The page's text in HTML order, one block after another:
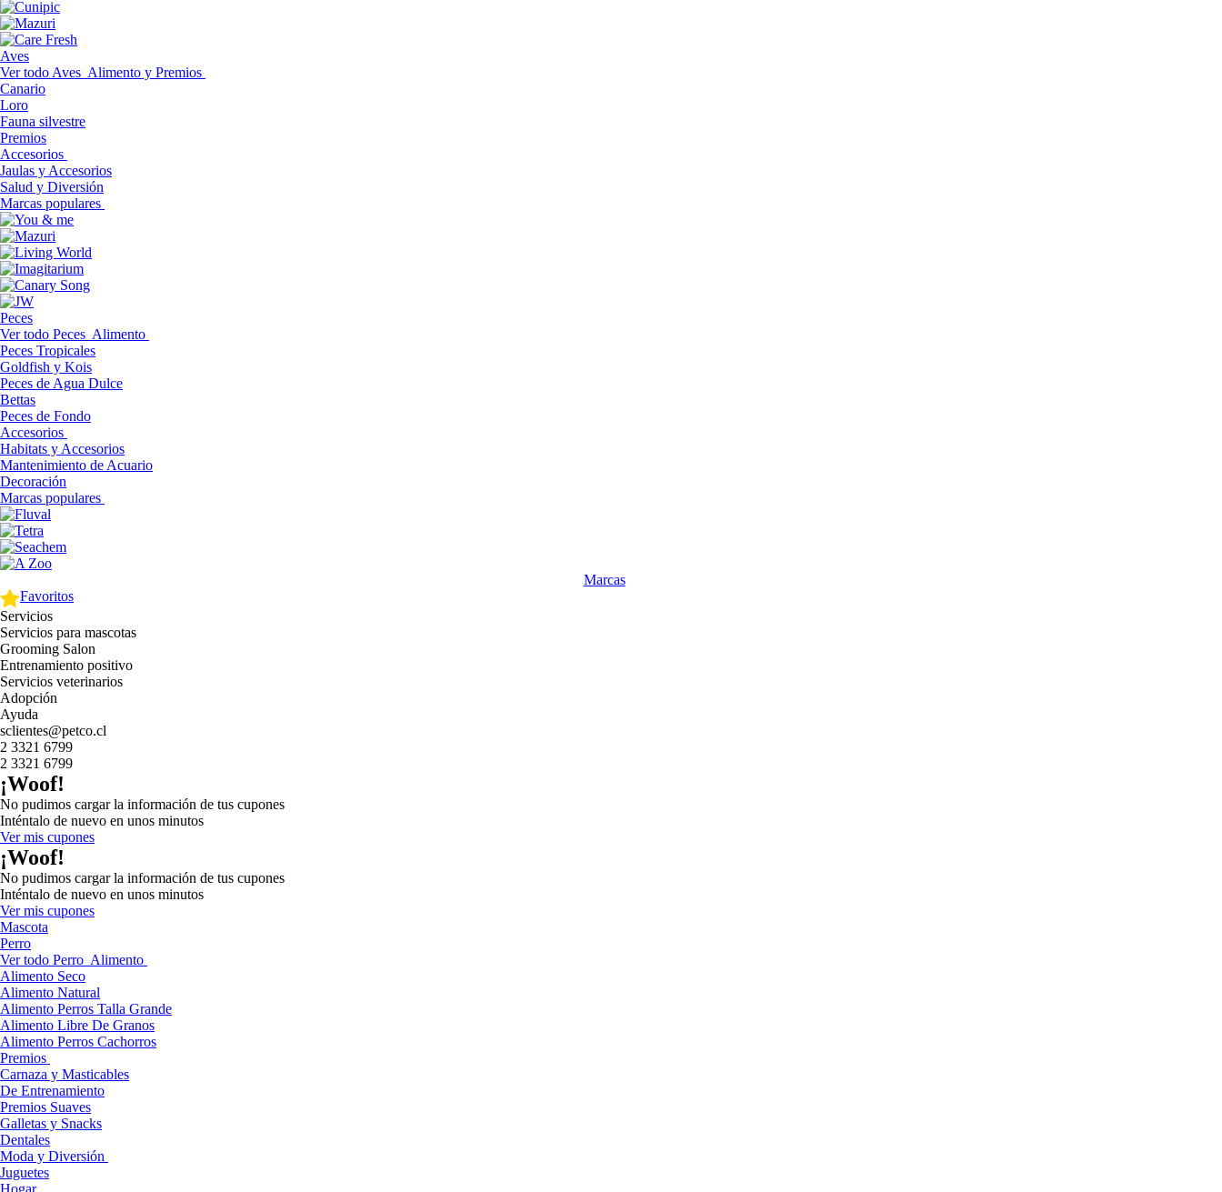
Aves
Ver todo Aves Alimento y Premios
Canario
Loro
Fauna silvestre
Premios
Accesorios
Jaulas y Accesorios
Salud y Diversión
Marcas populares
Peces
Ver todo Peces Alimento
Peces Tropicales
Goldfish y Kois
Peces de Agua Dulce
Bettas
Peces de Fondo
Accesorios
Habitats y Accesorios
Mantenimiento de Acuario
Decoración
Marcas populares
Marcas
Favoritos
Servicios
Servicios para mascotas
Grooming Salon
Entrenamiento positivo
Servicios veterinarios
Adopción
Ayuda
sclientes@petco.cl
2 3321 6799
2 3321 6799
¡Woof!
No pudimos cargar la información de tus cupones
Inténtalo de nuevo en unos minutos
Ver mis cupones
¡Woof!
No pudimos cargar la información de tus cupones
Inténtalo de nuevo en unos minutos
Ver mis cupones
Mascota
Perro
Ver todo Perro Alimento
Alimento Seco
Alimento Natural
Alimento Perros Talla Grande
Alimento Libre De Granos
Alimento Perros Cachorros
Premios
Carnaza y Masticables
De Entrenamiento
Premios Suaves
Galletas y Snacks
Dentales
Moda y Diversión
Juguetes
Hogar